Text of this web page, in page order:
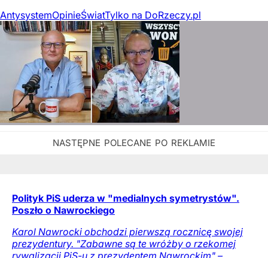
AntysystemOpinieŚwiatTylko na DoRzeczy.pl
Polityk PiS uderza w "medialnych symetrystów".
Poszło o Nawrockiego
Karol Nawrocki obchodzi pierwszą rocznicę swojej
prezydentury. "Zabawne są te wróżby o rzekomej
rywalizacji PiS-u z prezydentem Nawrockim" –